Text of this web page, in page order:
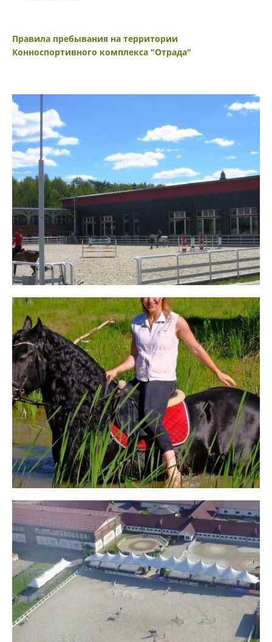
КОРМЛЕНИЕ ОЛЕНЕЙ
ОРГАНИЗАЦИЯ МЕРОПРИЯТИЙ
СОБЫТИЯ
ФОТОГАЛЕРЕЯ
КОНТАКТЫ
Правила пребывания на территории
Конноспортивного комплекса "Отрада"